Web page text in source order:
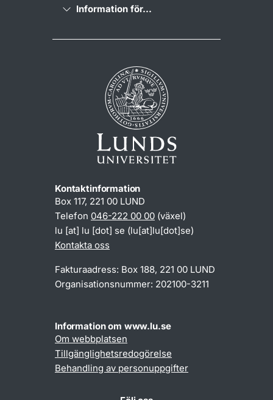
Information för...
Kontaktinformation
Box 117, 221 00 LUND
Telefon 046-222 00 00 (växel)
lu [at] lu [dot] se (lu[at]lu[dot]se)
Kontakta oss
Fakturaadress: Box 188, 221 00 LUND
Organisationsnummer: 202100-3211
Information om www.lu.se
Om webbplatsen
Tillgänglighetsredogörelse
Behandling av personuppgifter